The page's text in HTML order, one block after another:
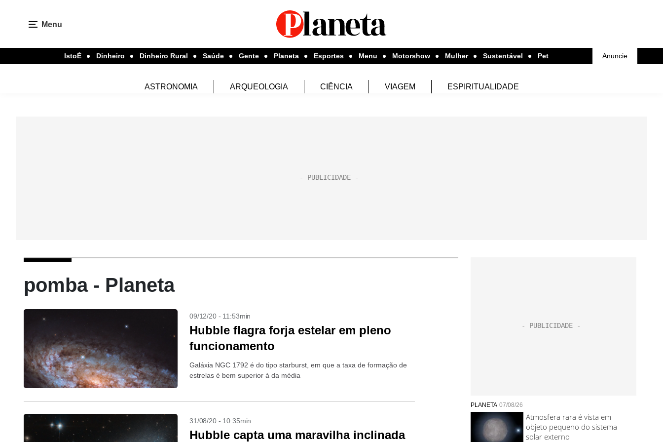
Menu
IstoÉ Dinheiro Dinheiro Rural Saúde Gente Planeta Esportes Menu Motorshow Mulher Sustentável Pet Anuncie
ASTRONOMIA ARQUEOLOGIA CIÊNCIA VIAGEM ESPIRITUALIDADE
pomba - Planeta
09/12/20 - 11:53min
Hubble flagra forja estelar em pleno
funcionamento
Galáxia NGC 1792 é do tipo starburst, em que a taxa de formação de
estrelas é bem superior à da média
31/08/20 - 10:35min
Hubble capta uma maravilha inclinada
PLANETA 07/08/26
Atmosfera rara é vista em
objeto pequeno do sistema
solar externo